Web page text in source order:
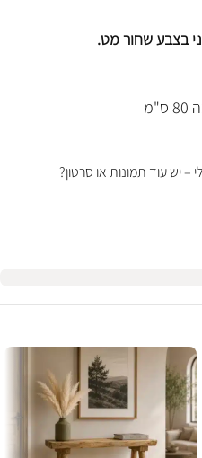
בצבע שחור מט.
– יש עוד תמונות או סרטון?